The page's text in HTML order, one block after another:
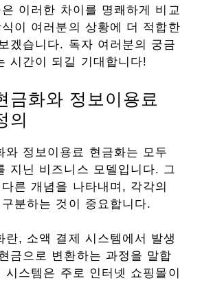
이러한 차이를 명쾌하게 비교
이 여러분의 상황에 더 적합한
겠습니다. 독자 여러분의 궁금
시간이 되길 기대합니다!
금화와 정보이용료
의
와 정보이용료 현금화는 모두
지닌 비즈니스 모델입니다. 그
른 개념을 나타내며, 각각의
분하는 것이 중요합니다.
란, 소액 결제 시스템에서 발생
금으로 변환하는 과정을 말합
시스템은 주로 인터넷 쇼핑몰이